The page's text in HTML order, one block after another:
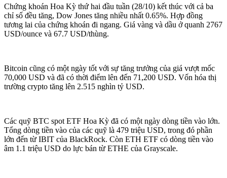
Chứng khoán Hoa Kỳ thứ hai đầu tuần (28/10) kết thúc với cả ba
chỉ số đều tăng, Dow Jones tăng nhiều nhất 0.65%. Hợp đồng
tương lai của chứng khoán đi ngang. Giá vàng và dầu ở quanh 2767
USD/ounce và 67.7 USD/thùng.
Bitcoin cũng có một ngày tốt với sự tăng trưởng của giá vượt mốc
70,000 USD và đã có thời điểm lên đến 71,200 USD. Vốn hóa thị
trường crypto tăng lên 2.515 nghìn tỷ USD.
Các quỹ BTC spot ETF Hoa Kỳ đã có một ngày dòng tiền vào lớn.
Tổng dòng tiền vào của các quỹ là 479 triệu USD, trong đó phần
lớn đến từ IBIT của BlackRock. Còn ETH ETF có dòng tiền vào
âm 1.1 triệu USD do lực bán từ ETHE của Grayscale.